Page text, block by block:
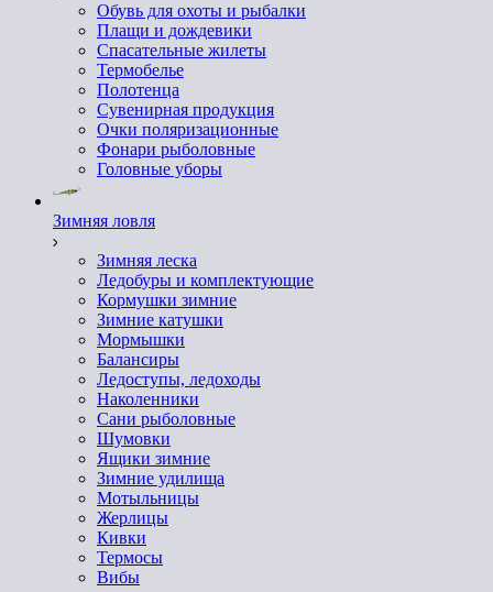
Обувь для охоты и рыбалки
Плащи и дождевики
Спасательные жилеты
Термобелье
Полотенца
Сувенирная продукция
Очки поляризационные
Фонари рыболовные
Головные уборы
Зимняя ловля
Зимняя леска
Ледобуры и комплектующие
Кормушки зимние
Зимние катушки
Мормышки
Балансиры
Ледоступы, ледоходы
Наколенники
Сани рыболовные
Шумовки
Ящики зимние
Зимние удилища
Мотыльницы
Жерлицы
Кивки
Термосы
Вибы